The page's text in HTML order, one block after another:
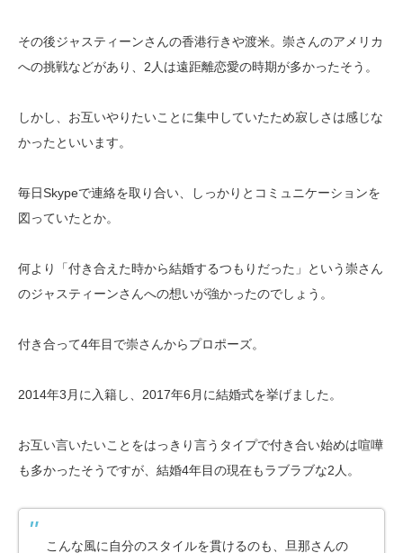
その後ジャスティーンさんの香港行きや渡米。崇さんのアメリカ
への挑戦などがあり、2人は遠距離恋愛の時期が多かったそう。
しかし、お互いやりたいことに集中していたため寂しさは感じな
かったといいます。
毎日Skypeで連絡を取り合い、しっかりとコミュニケーションを
図っていたとか。
何より「付き合えた時から結婚するつもりだった」という崇さん
のジャスティーンさんへの想いが強かったのでしょう。
付き合って4年目で崇さんからプロポーズ。
2014年3月に入籍し、2017年6月に結婚式を挙げました。
お互い言いたいことをはっきり言うタイプで付き合い始めは喧嘩
も多かったそうですが、結婚4年目の現在もラブラブな2人。
こんな風に自分のスタイルを貫けるのも、旦那さんの